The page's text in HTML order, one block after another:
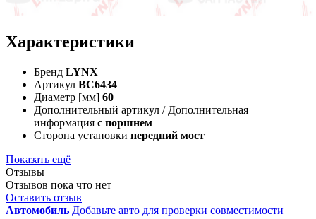
Характеристики
Бренд LYNX
Артикул BC6434
Диаметр [мм] 60
Дополнительный артикул / Дополнительная
информация с поршнем
Сторона установки передний мост
Показать ещё
Отзывы
Отзывов пока что нет
Оставить отзыв
Автомобиль Добавьте авто для проверки совместимости